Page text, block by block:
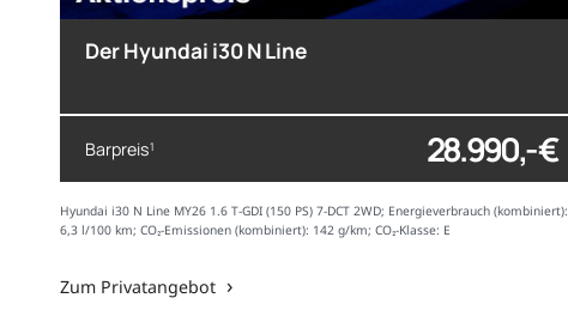
Der Hyundai i30 N Line
Barpreis1 28.990,- €
Hyundai i30 N Line MY26 1.6 T-GDI (150 PS) 7-DCT 2WD; Energieverbrauch (kombiniert):
6,3 l/100 km; CO₂-Emissionen (kombiniert): 142 g/km; CO₂-Klasse: E
Zum Privatangebot